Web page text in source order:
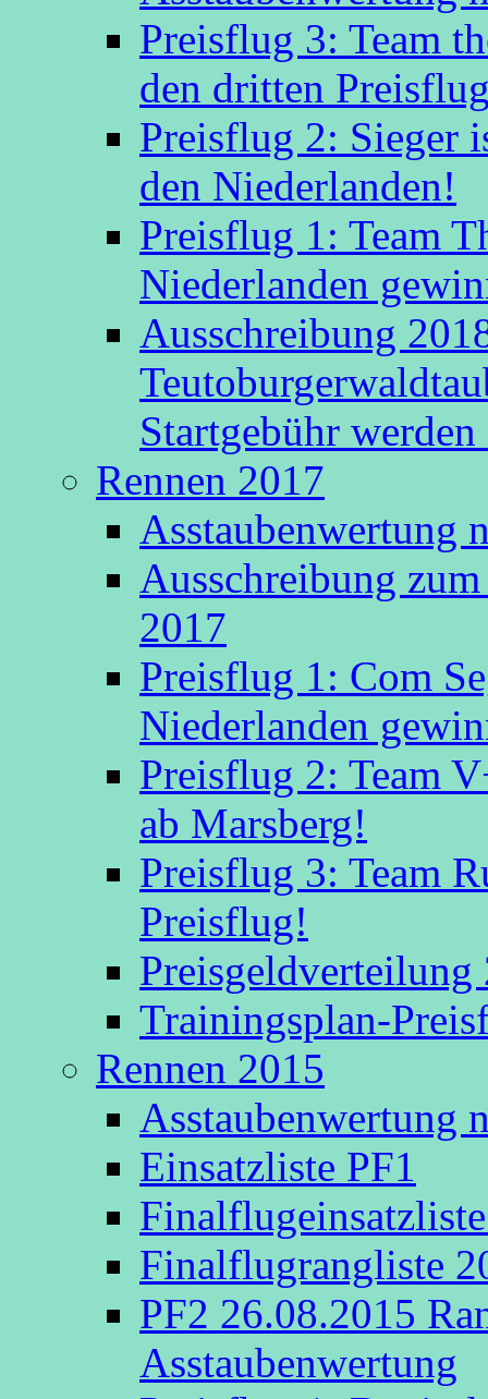
Preisflug 3: Team
den dritten
Preisflug 2: Sieger
den Niederlanden!
Preisflug 1: Team
Niederlanden
Ausschreibung
Startgebühr
Rennen 2017
Asstaubenwertung
Ausschreibung
2017
Preisflug 1: Com
Niederlanden
Preisflug 2: Team
ab Marsberg!
Preisflug 3: Team
Preisflug!
Trainingsplan-
Rennen 2015
Asstaubenwertung
Einsatzliste PF1
Finalflugrangliste
PF2 26.08.2015
Asstaubenwertung